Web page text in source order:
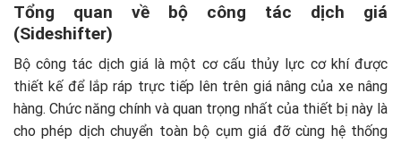
Tổng quan về bộ công tác dịch giá
(Sideshifter)
Bộ công tác dịch giá là một cơ cấu thủy lực cơ khí được
thiết kế để lắp ráp trực tiếp lên trên giá nâng của xe nâng
hàng. Chức năng chính và quan trọng nhất của thiết bị này là
cho phép dịch chuyển toàn bộ cụm giá đỡ cùng hệ thống